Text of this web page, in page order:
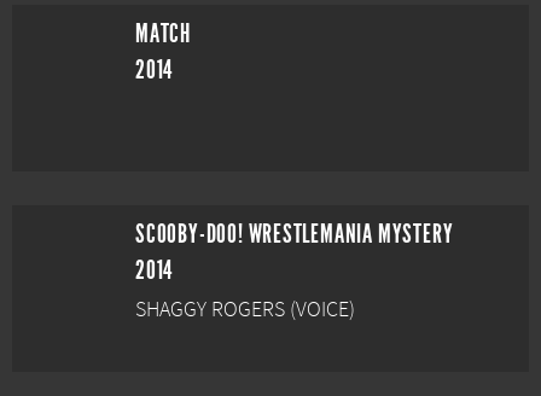
MATCH
2014
SCOOBY-DOO! WRESTLEMANIA MYSTERY
2014
SHAGGY ROGERS (VOICE)